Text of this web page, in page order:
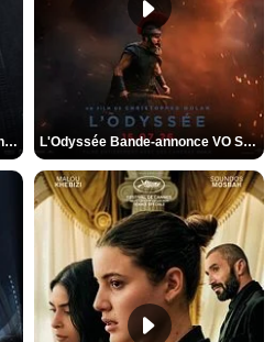
Spider-Man: Brand New Day Bande-annonce VO STFR L'Odyssée Bande-annonce VO STFR